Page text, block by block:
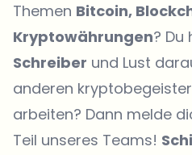
Themen Bitcoin,
Kryptowährungen? Du
Schreiber und Lust
anderen
arbeiten? Dann melde
Teil unseres Teams!